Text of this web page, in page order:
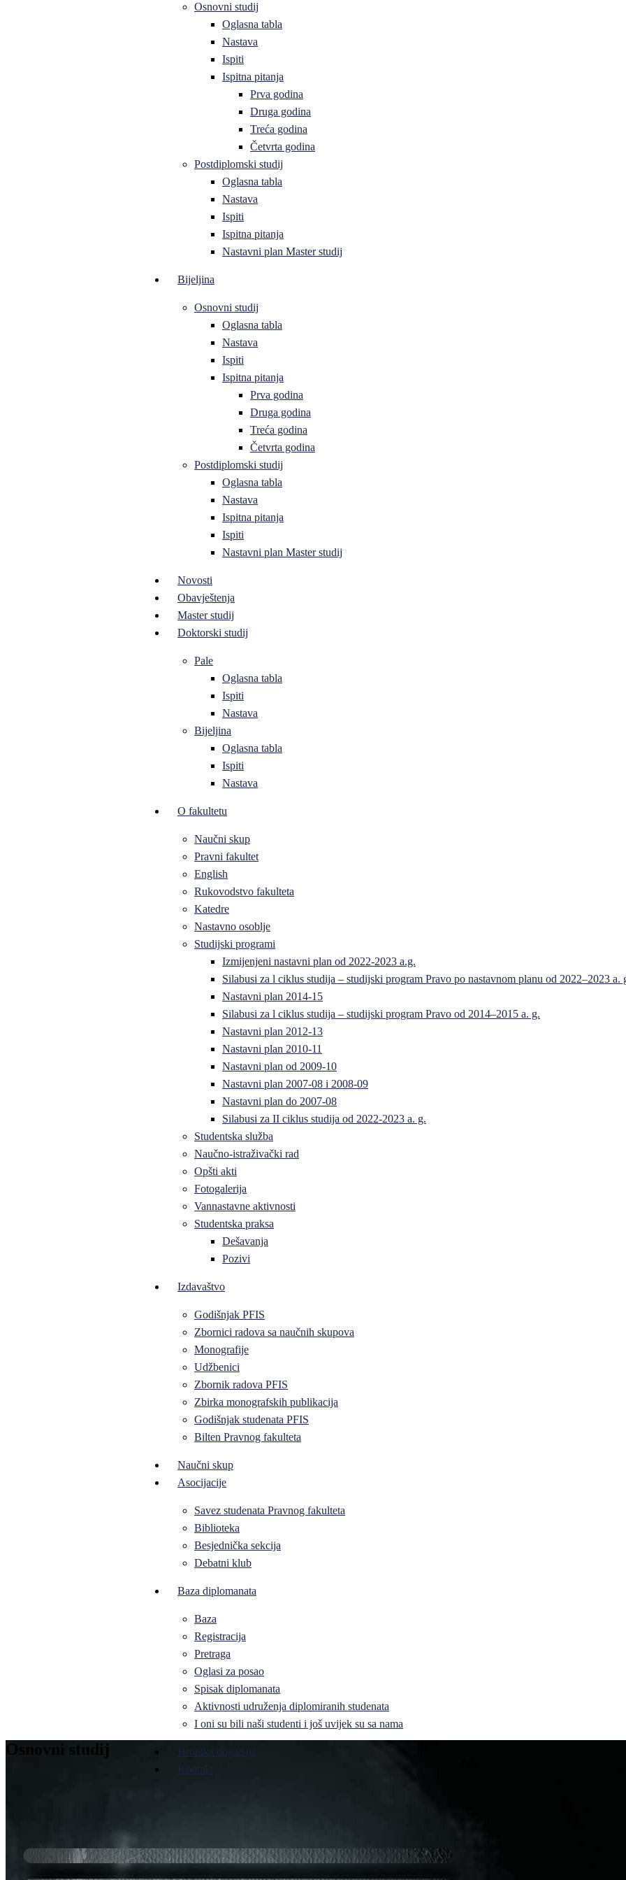
Osnovni studij
Oglasna tabla
Nastava
Ispiti
Ispitna pitanja
Prva godina
Druga godina
Treća godina
Četvrta godina
Postdiplomski studij
Oglasna tabla
Nastava
Ispiti
Ispitna pitanja
Nastavni plan Master studij
Bijeljina
Osnovni studij
Oglasna tabla
Nastava
Ispiti
Ispitna pitanja
Prva godina
Druga godina
Treća godina
Četvrta godina
Postdiplomski studij
Oglasna tabla
Nastava
Ispitna pitanja
Ispiti
Nastavni plan Master studij
Novosti
Obavještenja
Master studij
Doktorski studij
Pale
Oglasna tabla
Ispiti
Nastava
Bijeljina
Oglasna tabla
Ispiti
Nastava
O fakultetu
Naučni skup
Pravni fakultet
English
Rukovodstvo fakulteta
Katedre
Nastavno osoblje
Studijski programi
Izmijenjeni nastavni plan od 2022-2023 a.g.
Silabusi za l ciklus studija – studijski program Pravo po nastavnom planu od 2022–2023 a.
Nastavni plan 2014-15
Silabusi za l ciklus studija – studijski program Pravo od 2014–2015 a. g.
Nastavni plan 2012-13
Nastavni plan 2010-11
Nastavni plan od 2009-10
Nastavni plan 2007-08 i 2008-09
Nastavni plan do 2007-08
Silabusi za II ciklus studija od 2022-2023 a. g.
Studentska služba
Naučno-istraživački rad
Opšti akti
Fotogalerija
Vannastavne aktivnosti
Studentska praksa
Dešavanja
Pozivi
Izdavaštvo
Godišnjak PFIS
Zbornici radova sa naučnih skupova
Monografije
Udžbenici
Zbornik radova PFIS
Zbirka monografskih publikacija
Godišnjak studenata PFIS
Bilten Pravnog fakulteta
Naučni skup
Asocijacije
Savez studenata Pravnog fakulteta
Biblioteka
Besjednička sekcija
Debatni klub
Baza diplomanata
Baza
Registracija
Pretraga
Oglasi za posao
Spisak diplomanata
Aktivnosti udruženja diplomiranih studenata
I oni su bili naši studenti i još uvijek su sa nama
Hronika događaja
Kontakt
Osnovni studij